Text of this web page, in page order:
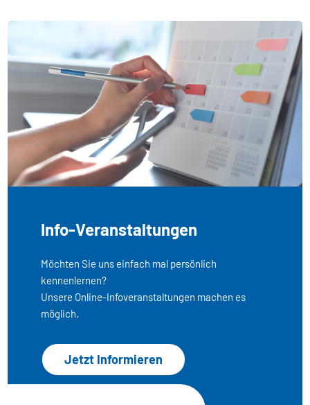
Info-Veranstaltungen
Möchten Sie uns einfach mal persönlich
kennenlernen?
Unsere Online-Infoveranstaltungen machen es
möglich.
Jetzt Informieren